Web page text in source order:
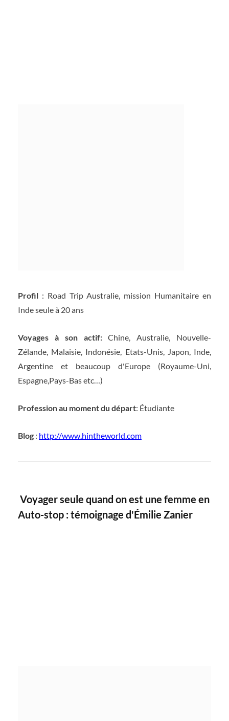
Profil : Road Trip Australie, mission Humanitaire en
Inde seule à 20 ans
Voyages à son actif:Chine, Australie, Nouvelle-
Zélande, Malaisie, Indonésie, Etats-Unis, Japon, Inde,
Argentine et beaucoup d'Europe (Royaume-Uni,
Espagne,Pays-Bas etc…)
Profession au moment du départ: Étudiante
Blog : http://www.hintheworld.com
Voyager seule quand on est une femme en
Auto-stop : témoignage d'Émilie Zanier